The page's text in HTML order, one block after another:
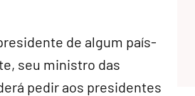
de algum país-
seu ministro das
pedir aos presidentes